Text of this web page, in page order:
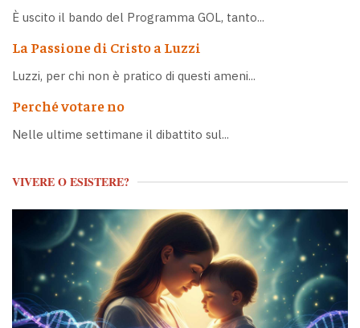
È uscito il bando del Programma GOL, tanto...
La Passione di Cristo a Luzzi
Luzzi, per chi non è pratico di questi ameni...
Perché votare no
Nelle ultime settimane il dibattito sul...
VIVERE O ESISTERE?